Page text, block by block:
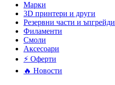
Mарки
3D принтери и други
Резервни части и ъпгрейди
Филаменти
Смоли
Аксесоари
⚡ Оферти
🔥 Новости